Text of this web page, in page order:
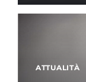
ATTUALITÀ